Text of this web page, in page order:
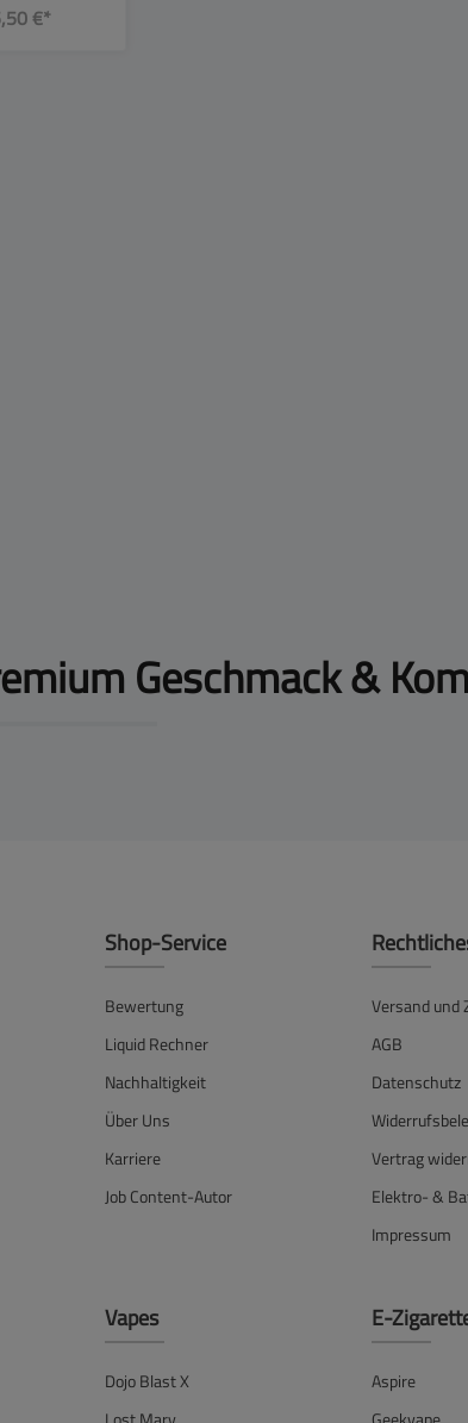
€*
Geschmack &
Shop-Service
Bewertung
Liquid Rechner
Nachhaltigkeit
Über Uns
Karriere
Job Content-Autor
Versand und
AGB
Datenschutz
Vertrag
Elektro- &
Impressum
Vapes
Dojo Blast X
E-
Aspire